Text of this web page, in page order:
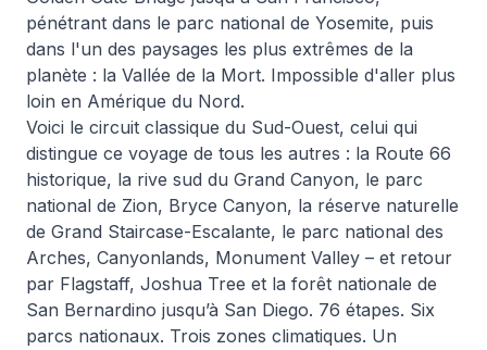
pénétrant dans le parc national de Yosemite, puis
dans l'un des paysages les plus extrêmes de la
planète : la Vallée de la Mort. Impossible d'aller plus
loin en Amérique du Nord.
Voici le circuit classique du Sud-Ouest, celui qui
distingue ce voyage de tous les autres : la Route 66
historique, la rive sud du Grand Canyon, le parc
national de Zion, Bryce Canyon, la réserve naturelle
de Grand Staircase-Escalante, le parc national des
Arches, Canyonlands, Monument Valley – et retour
par Flagstaff, Joshua Tree et la forêt nationale de
San Bernardino jusqu’à San Diego. 76 étapes. Six
parcs nationaux. Trois zones climatiques. Un